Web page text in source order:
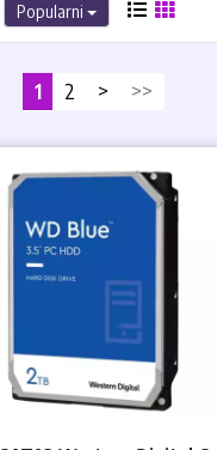
Popularni
1 2 > >>